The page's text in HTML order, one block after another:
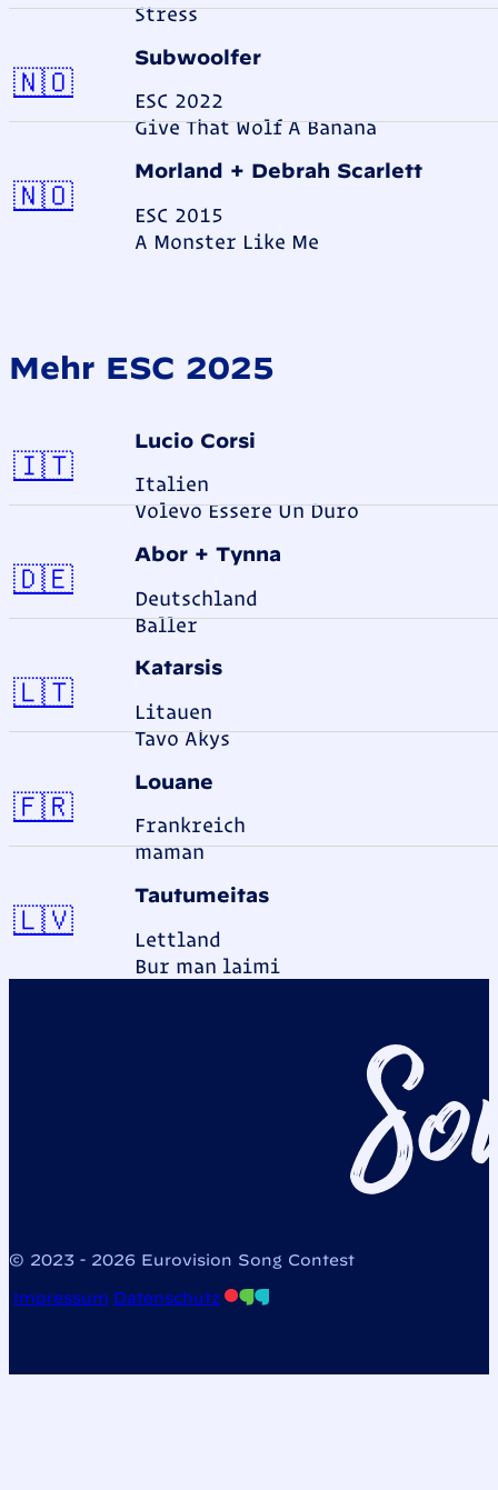
Stress
Subwoolfer
ESC 2022
Give That Wolf A Banana
🇳🇴Norwegen
Morland + Debrah Scarlett
ESC 2015
A Monster Like Me
🇳🇴Norwegen
Mehr ESC 2025
Lucio Corsi
Italien
Volevo Essere Un Duro
🇮🇹Italien
Abor + Tynna
Deutschland
Baller
🇩🇪Deutschland
Katarsis
Litauen
Tavo Akys
🇱🇹Litauen
Louane
Frankreich
maman
🇫🇷Frankreich
Tautumeitas
Lettland
Bur man laimi
🇱🇻Lettland
© 2023 - 2026 Eurovision Song Contest
Impressum Datenschutz